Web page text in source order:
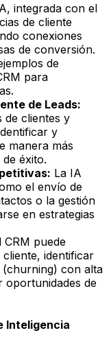
integrada con el
de cliente
conexiones
de conversión.
de
para
de Leads:
de clientes y
y
manera más
éxito.
La IA
el envío de
o la gestión
en estrategias
CRM puede
identificar
(churning) con alta
oportunidades de
Inteligencia